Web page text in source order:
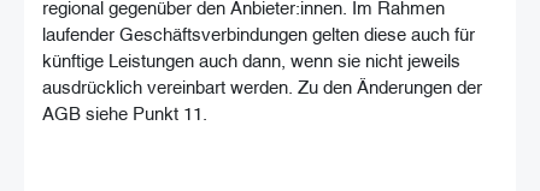
regional gegenüber den Anbieter:innen. Im Rahmen
laufender Geschäftsverbindungen gelten diese auch für
künftige Leistungen auch dann, wenn sie nicht jeweils
ausdrücklich vereinbart werden. Zu den Änderungen der
AGB siehe Punkt 11.